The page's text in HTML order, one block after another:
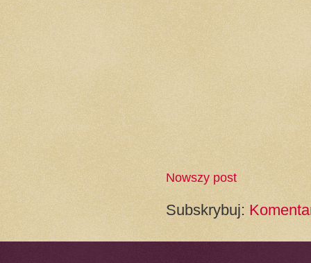
Nowszy post
Subskrybuj: